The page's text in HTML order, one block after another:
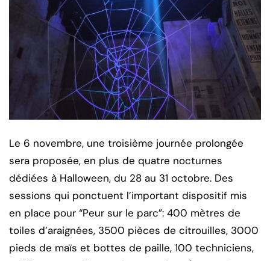
Le 6 novembre, une troisième journée prolongée
sera proposée, en plus de quatre nocturnes
dédiées à Halloween, du 28 au 31 octobre. Des
sessions qui ponctuent l’important dispositif mis
en place pour “Peur sur le parc”: 400 mètres de
toiles d’araignées, 3500 pièces de citrouilles, 3000
pieds de maïs et bottes de paille, 100 techniciens,